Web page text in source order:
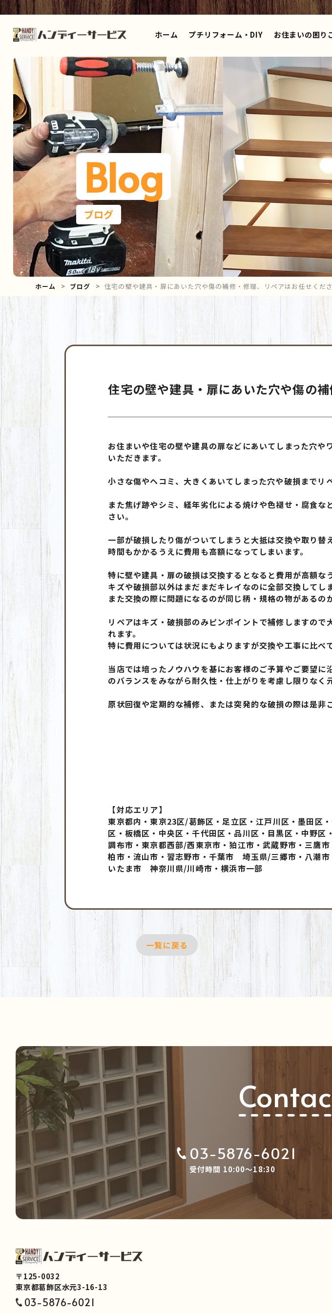
ホーム プチリフォーム・DIY お住まいの困り
Blog
ブログ
ホーム ブログ 住宅の壁や建具・扉にあいた穴や傷の補修・修理、リペアはお任せくだ
住宅の壁や建具・扉にあいた穴や傷の
お住まいや住宅の壁や建具の扉などにあいてしまった穴
いただきます。
小さな傷やヘコミ、大きくあいてしまった穴や破損までリ
また焦げ跡やシミ、経年劣化による焼けや色褪せ・腐食
さい。
一部が破損したり傷がついてしまうと大抵は交換や取り
時間もかかるうえに費用も高額になってしまいます。
特に壁や建具・扉の破損は交換するとなると費用が高額な
キズや破損部以外はまだまだキレイなのに全部交換してし
また交換の際に問題になるのが同じ柄・規格の物があるの
リペアはキズ・破損部のみピンポイントで補修しますの
れます。
特に費用については状況にもよりますが交換や工事に比べ
当店では培ったノウハウを基にお客様のご予算やご要望
のバランスをみながら耐久性・仕上がりを考慮し限りなく
原状回復や定期的な補修、または突発的な破損の際は是
【対応エリア】
東京都内・東京23区/葛飾区・足立区・江戸川区・墨田区
区・板橋区・中央区・千代田区・品川区・目黒区・中野
調布市・東京都西部/西東京市・狛江市・武蔵野市・三鷹
柏市・流山市・習志野市・千葉市 埼玉県/三郷市・八潮
いたま市 神奈川県/川崎市・横浜市一部
一覧に戻る
03-5876-6021
受付時間 10:00～18:30
〒125-0032
東京都葛飾区水元3-16-13
03-5876-6021